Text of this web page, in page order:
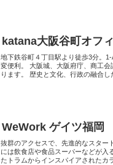
katana大阪谷町オフ
地下鉄谷町４丁目駅より徒歩3分。
変便利。 大阪城、大阪府庁、商工
ります。 歴史と文化、行政の融合し
WeWork ゲイツ福岡
抜群のアクセスで、先進的なスター
には飲食店や食品スーパーなどが入
たトラムからインスパイアされたカ